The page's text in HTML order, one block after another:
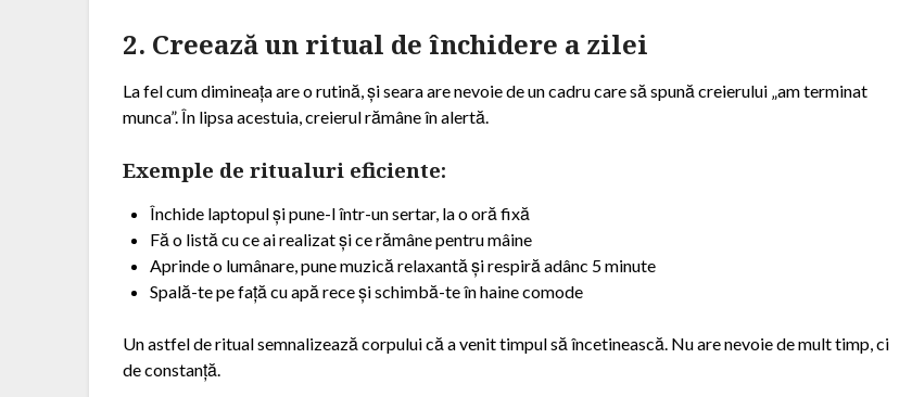
2. Creează un ritual de închidere a zilei
La fel cum dimineața are o rutină, și seara are nevoie de un cadru care să spună creierului „am terminat
munca”. În lipsa acestuia, creierul rămâne în alertă.
Exemple de ritualuri eficiente:
Închide laptopul și pune-l într-un sertar, la o oră fixă
Fă o listă cu ce ai realizat și ce rămâne pentru mâine
Aprinde o lumânare, pune muzică relaxantă și respiră adânc 5 minute
Spală-te pe față cu apă rece și schimbă-te în haine comode
Un astfel de ritual semnalizează corpului că a venit timpul să încetinească. Nu are nevoie de mult timp, ci
de constanță.